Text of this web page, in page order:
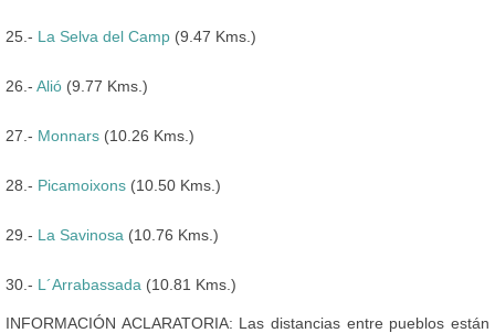
25.- La Selva del Camp (9.47 Kms.)
26.- Alió (9.77 Kms.)
27.- Monnars (10.26 Kms.)
28.- Picamoixons (10.50 Kms.)
29.- La Savinosa (10.76 Kms.)
30.- L´Arrabassada (10.81 Kms.)
INFORMACIÓN ACLARATORIA: Las distancias entre pueblos están